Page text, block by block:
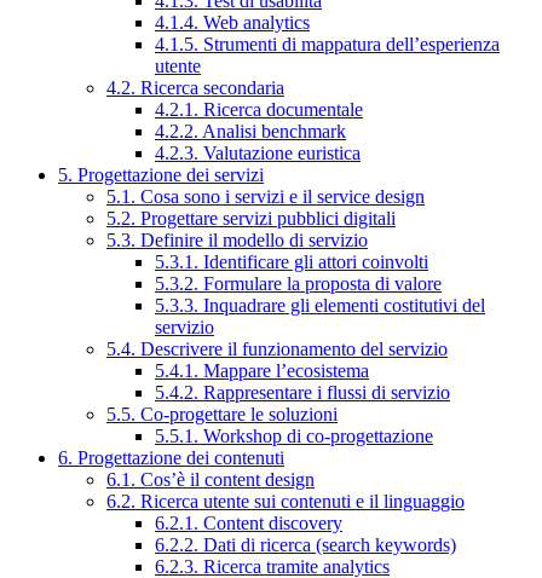
4.1.4. Web analytics
4.1.5. Strumenti di mappatura dell’esperienza
utente
4.2. Ricerca secondaria
4.2.1. Ricerca documentale
4.2.2. Analisi benchmark
4.2.3. Valutazione euristica
5. Progettazione dei servizi
5.1. Cosa sono i servizi e il service design
5.2. Progettare servizi pubblici digitali
5.3. Definire il modello di servizio
5.3.1. Identificare gli attori coinvolti
5.3.2. Formulare la proposta di valore
5.3.3. Inquadrare gli elementi costitutivi del
servizio
5.4. Descrivere il funzionamento del servizio
5.4.1. Mappare l’ecosistema
5.4.2. Rappresentare i flussi di servizio
5.5. Co-progettare le soluzioni
5.5.1. Workshop di co-progettazione
6. Progettazione dei contenuti
6.1. Cos’è il content design
6.2. Ricerca utente sui contenuti e il linguaggio
6.2.1. Content discovery
6.2.2. Dati di ricerca (search keywords)
6.2.3. Ricerca tramite analytics